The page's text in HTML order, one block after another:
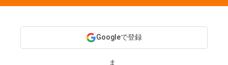
Googleで登録
ま